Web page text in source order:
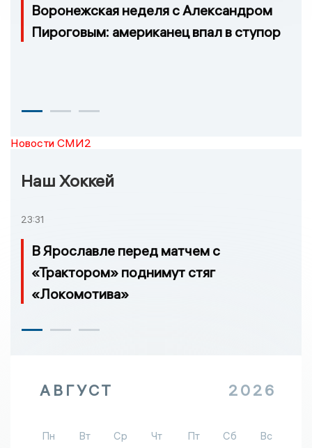
Воронежская неделя с Александром
Пироговым: американец впал в ступор
Новости СМИ2
Наш Хоккей
23:31
В Ярославле перед матчем с
«Трактором» поднимут стяг
«Локомотива»
АВГУСТ 2026
Пн Вт Ср Чт Пт Сб
Вс